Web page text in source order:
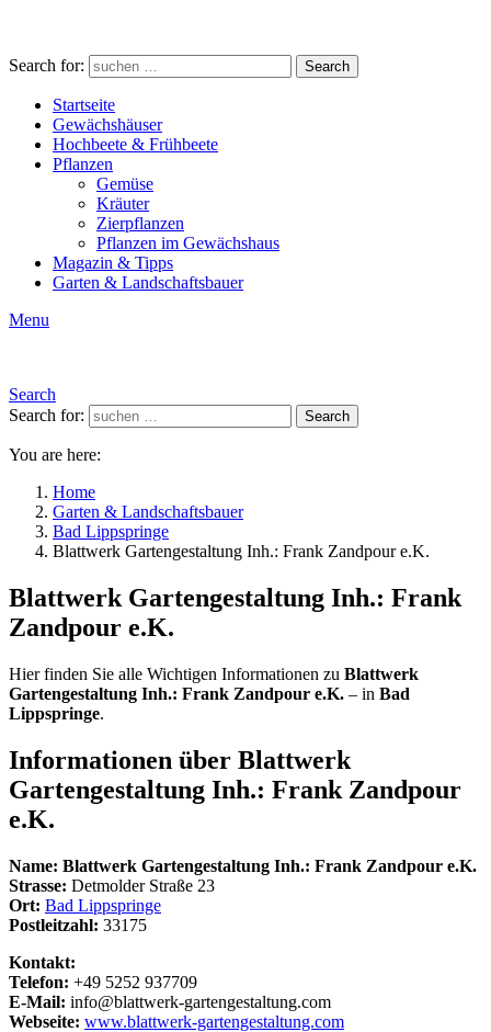
Search for: Search
Startseite
Gewächshäuser
Hochbeete & Frühbeete
Pflanzen
Gemüse
Kräuter
Zierpflanzen
Pflanzen im Gewächshaus
Magazin & Tipps
Garten & Landschaftsbauer
Menu
Search
Search for:
Search
You are here:
Home
Garten & Landschaftsbauer
Bad Lippspringe
Blattwerk Gartengestaltung Inh.: Frank Zandpour e.K.
Blattwerk Gartengestaltung Inh.: Frank
Zandpour e.K.
Hier finden Sie alle Wichtigen Informationen zu Blattwerk
Gartengestaltung Inh.: Frank Zandpour e.K. – in Bad
Lippspringe.
Informationen über Blattwerk
Gartengestaltung Inh.: Frank Zandpour
e.K.
Name: Blattwerk Gartengestaltung Inh.: Frank Zandpour e.K.
Strasse: Detmolder Straße 23
Ort: Bad Lippspringe
Postleitzahl: 33175
Kontakt:
Telefon: +49 5252 937709
E-Mail: info@blattwerk-gartengestaltung.com
Webseite: www.blattwerk-gartengestaltung.com